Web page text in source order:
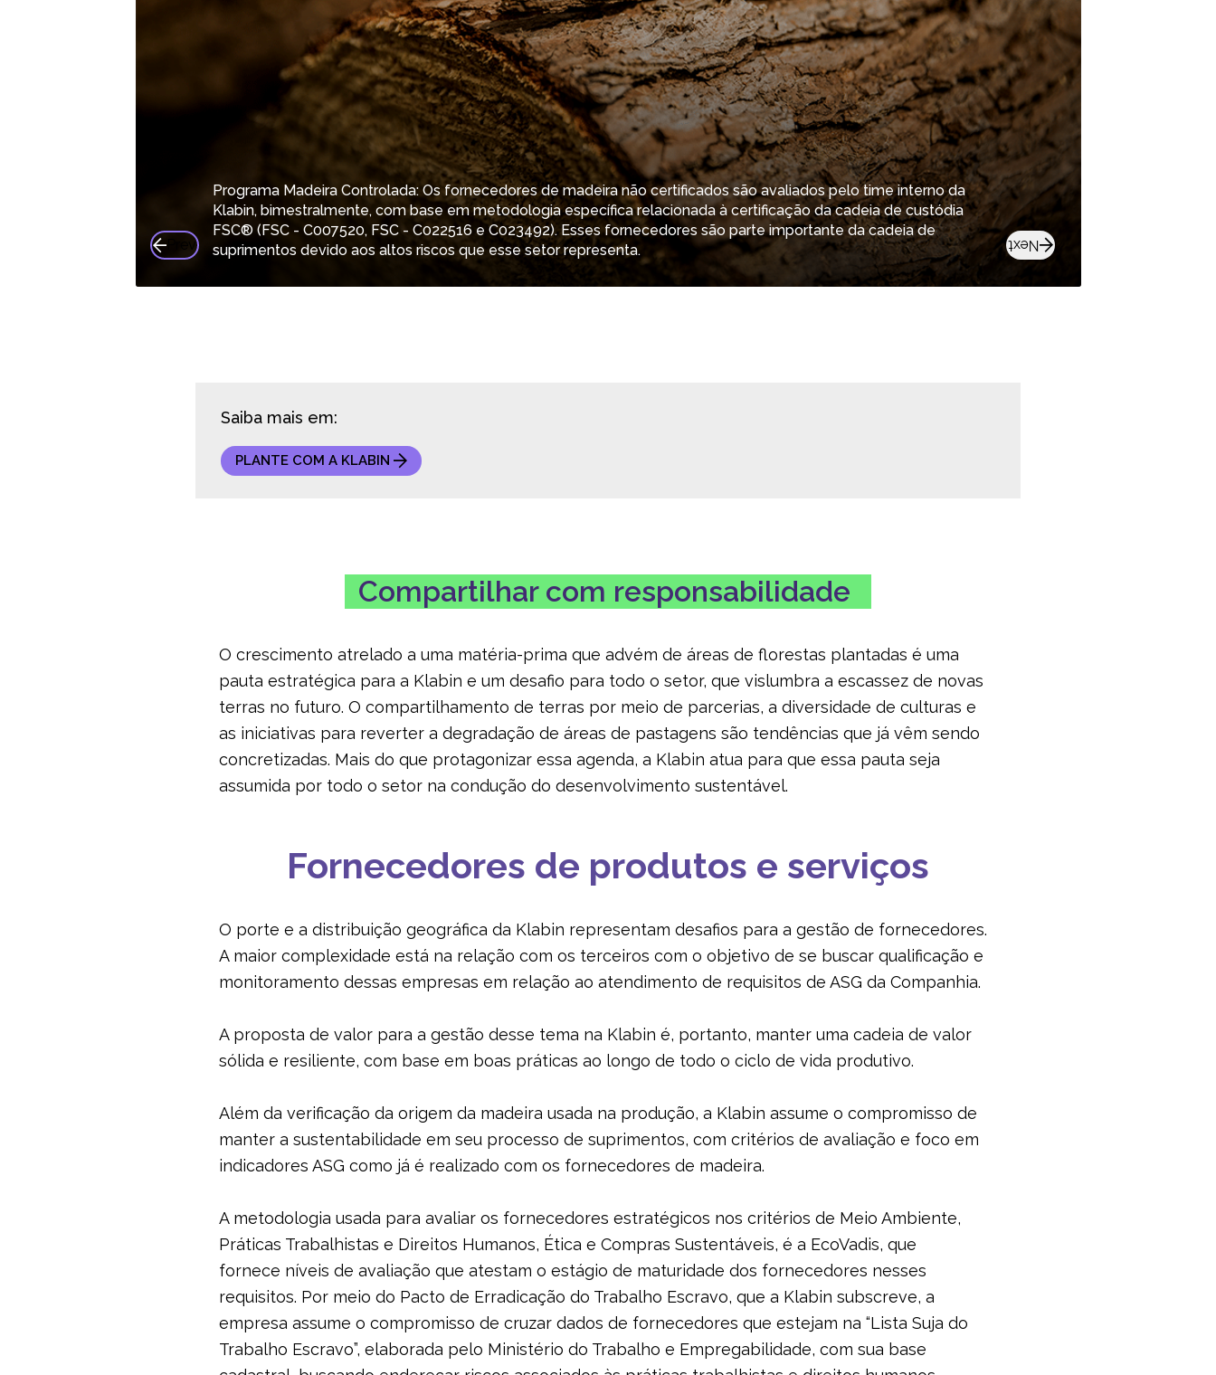
Programa Madeira Controlada: Os fornecedores de madeira não certificados são avaliados pelo time interno da
Klabin, bimestralmente, com base em metodologia específica relacionada à certificação da cadeia de custódia
FSC® (FSC - C007520, FSC - C022516 e C023492). Esses fornecedores são parte importante da cadeia de
suprimentos devido aos altos riscos que esse setor representa.
Prev Next
Saiba mais em:
PLANTE COM A KLABIN
Compartilhar com responsabilidade
O crescimento atrelado a uma matéria-prima que advém de áreas de florestas plantadas é uma
pauta estratégica para a Klabin e um desafio para todo o setor, que vislumbra a escassez de novas
terras no futuro. O compartilhamento de terras por meio de parcerias, a diversidade de culturas e
as iniciativas para reverter a degradação de áreas de pastagens são tendências que já vêm sendo
concretizadas. Mais do que protagonizar essa agenda, a Klabin atua para que essa pauta seja
assumida por todo o setor na condução do desenvolvimento sustentável.
Fornecedores de produtos e serviços
O porte e a distribuição geográfica da Klabin representam desafios para a gestão de fornecedores.
A maior complexidade está na relação com os terceiros com o objetivo de se buscar qualificação e
monitoramento dessas empresas em relação ao atendimento de requisitos de ASG da Companhia.
A proposta de valor para a gestão desse tema na Klabin é, portanto, manter uma cadeia de valor
sólida e resiliente, com base em boas práticas ao longo de todo o ciclo de vida produtivo.
Além da verificação da origem da madeira usada na produção, a Klabin assume o compromisso de
manter a sustentabilidade em seu processo de suprimentos, com critérios de avaliação e foco em
indicadores ASG como já é realizado com os fornecedores de madeira.
A metodologia usada para avaliar os fornecedores estratégicos nos critérios de Meio Ambiente,
Práticas Trabalhistas e Direitos Humanos, Ética e Compras Sustentáveis, é a EcoVadis, que
fornece níveis de avaliação que atestam o estágio de maturidade dos fornecedores nesses
requisitos. Por meio do Pacto de Erradicação do Trabalho Escravo, que a Klabin subscreve, a
empresa assume o compromisso de cruzar dados de fornecedores que estejam na “Lista Suja do
Trabalho Escravo”, elaborada pelo Ministério do Trabalho e Empregabilidade, com sua base